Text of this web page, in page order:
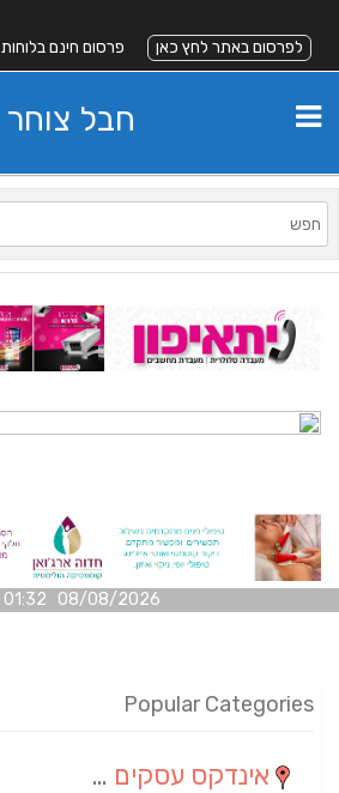
לפרסום באתר לחץ כאן
פרסום חינם בלוחות
חבל צוחר
08/08/2026 01:32 01
Popular Categories
אינדקס עסקים מרחבי